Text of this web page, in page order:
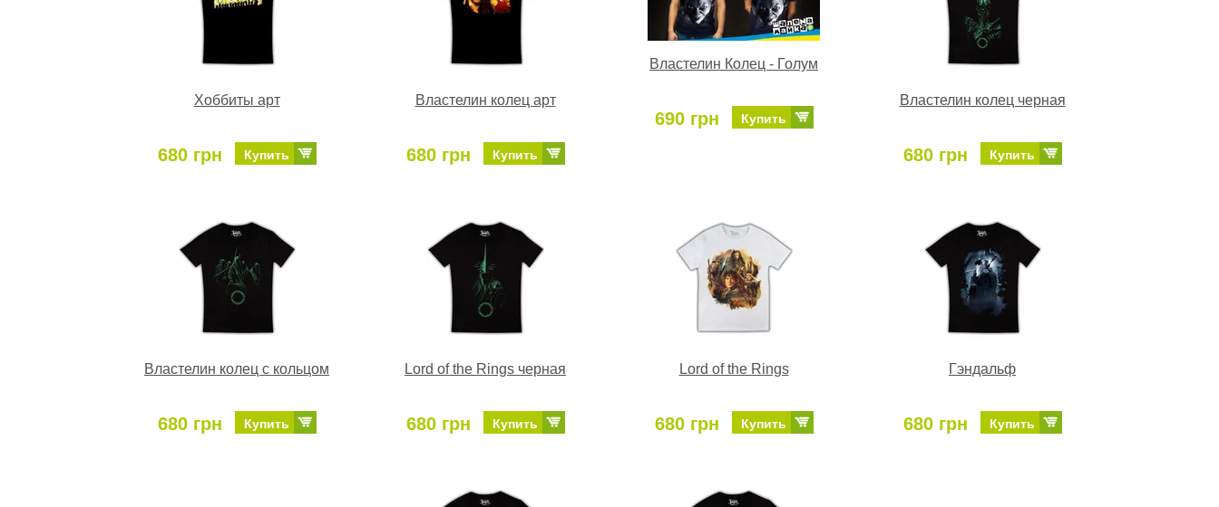
Отправка по Украине каждый день
Хоббиты арт
680 грн Купить
Властелин колец арт
680 грн Купить
Властелин Колец - Голум
690 грн Купить
Властелин колец черная
680 грн Купить
Властелин колец с кольцом
680 грн Купить
Lord of the Rings черная
680 грн Купить
Lord of the Rings
680 грн Купить
Гэндальф
680 грн Купить